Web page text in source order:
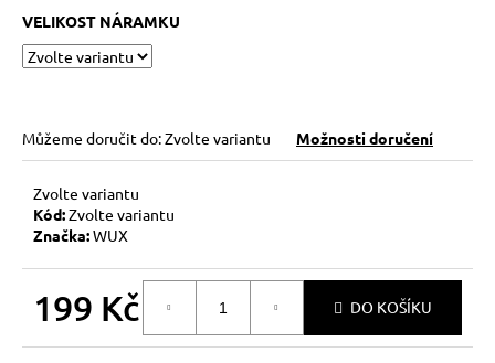
VELIKOST NÁRAMKU
Můžeme doručit do:Zvolte variantu Možnosti doručení
Zvolte variantu
Kód:Zvolte variantu
Značka:WUX
199 Kč DO KOŠÍKU
119
Kč
Původně:
149